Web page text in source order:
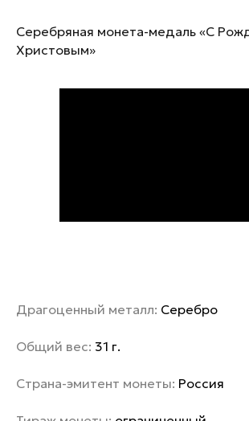
Серебряная монета-медаль «С
Христовым»
Драгоценный металл: Серебро
Общий вес: 31 г.
Страна-эмитент монеты: Россия